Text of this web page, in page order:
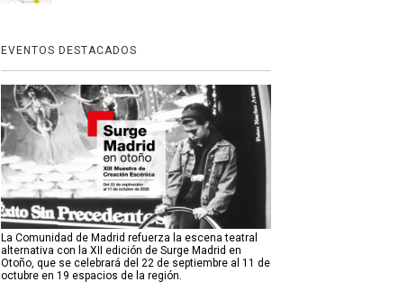
EVENTOS DESTACADOS
La Comunidad de Madrid refuerza la escena teatral
alternativa con la XII edición de Surge Madrid en
Otoño, que se celebrará del 22 de septiembre al 11 de
octubre en 19 espacios de la región.